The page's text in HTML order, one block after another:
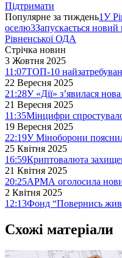
Підтримати
Популярне за тиждень1У
оселю3Запускається
Рівненської ОДА
Стрічка новин
3 Жовтня 2025
11:07ТОП-10
22 Вересня 2025
21:28У «Дії» з’явилася
21 Вересня 2025
11:35Мінцифри
19 Вересня 2025
22:19У Міноборони
25 Квітня 2025
16:59Криптовалюта
21 Квітня 2025
20:25АРМА оголосила
2 Квітня 2025
12:13Фонд “Повернись
Схожі матеріали